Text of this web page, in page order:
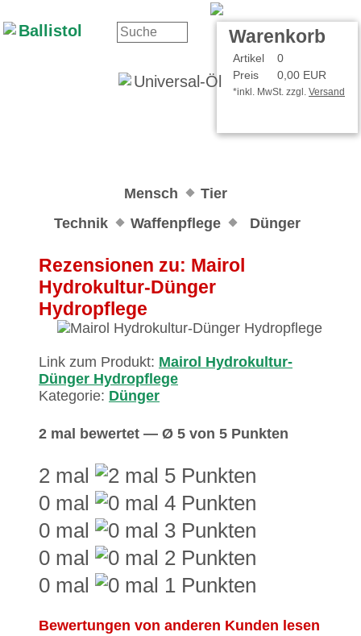
Warenkorb
Artikel
0
Preis
0,00 EUR
*inkl. MwSt. zzgl. Versand
Mensch
Tier
Technik
Waffenpflege Dünger
Rezensionen zu: Mairol
Hydrokultur-Dünger
Hydropflege
Link zum Produkt: Mairol Hydrokultur-
Dünger Hydropflege
Kategorie: Dünger
2 mal bewertet — Ø 5 von 5 Punkten
2 mal
0 mal
0 mal
0 mal
0 mal
Bewertungen von anderen Kunden lesen